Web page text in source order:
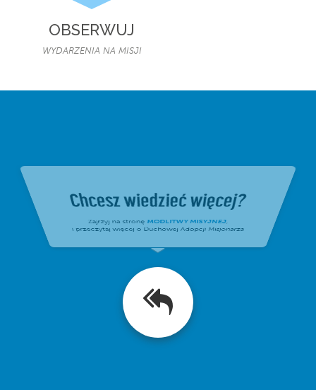
OBSERWUJ
WYDARZENIA NA MISJI